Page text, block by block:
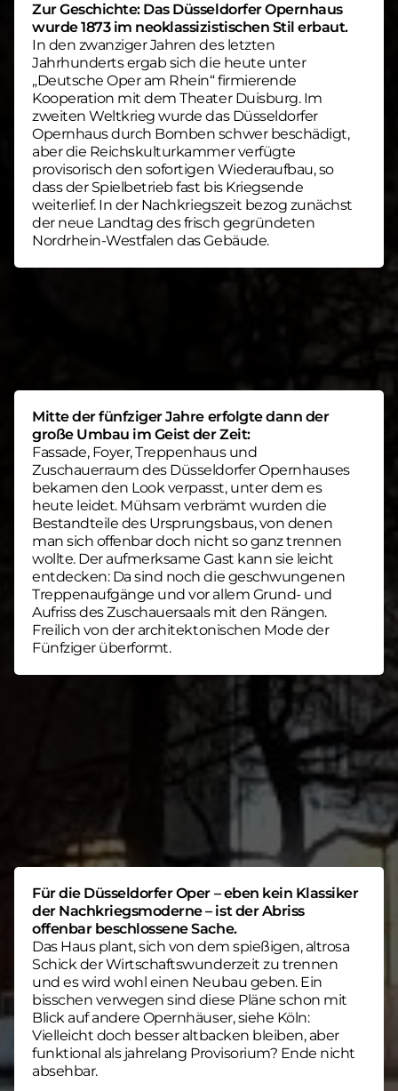
Zur Geschichte: Das Düsseldorfer Opernhaus
wurde 1873 im neoklassizistischen Stil erbaut.
In den zwanziger Jahren des letzten
Jahrhunderts ergab sich die heute unter
„Deutsche Oper am Rhein“ firmierende
Kooperation mit dem Theater Duisburg. Im
zweiten Weltkrieg wurde das Düsseldorfer
Opernhaus durch Bomben schwer beschädigt,
aber die Reichskulturkammer verfügte
provisorisch den sofortigen Wiederaufbau, so
dass der Spielbetrieb fast bis Kriegsende
weiterlief. In der Nachkriegszeit bezog zunächst
der neue Landtag des frisch gegründeten
Nordrhein-Westfalen das Gebäude.
Mitte der fünfziger Jahre erfolgte dann der
große Umbau im Geist der Zeit:
Fassade, Foyer, Treppenhaus und
Zuschauerraum des Düsseldorfer Opernhauses
bekamen den Look verpasst, unter dem es
heute leidet. Mühsam verbrämt wurden die
Bestandteile des Ursprungsbaus, von denen
man sich offenbar doch nicht so ganz trennen
wollte. Der aufmerksame Gast kann sie leicht
entdecken: Da sind noch die geschwungenen
Treppenaufgänge und vor allem Grund- und
Aufriss des Zuschauersaals mit den Rängen.
Freilich von der architektonischen Mode der
Fünfziger überformt.
Für die Düsseldorfer Oper – eben kein Klassiker
der Nachkriegsmoderne – ist der Abriss
offenbar beschlossene Sache.
Das Haus plant, sich von dem spießigen, altrosa
Schick der Wirtschaftswunderzeit zu trennen
und es wird wohl einen Neubau geben. Ein
bisschen verwegen sind diese Pläne schon mit
Blick auf andere Opernhäuser, siehe Köln:
Vielleicht doch besser altbacken bleiben, aber
funktional als jahrelang Provisorium? Ende nicht
absehbar.